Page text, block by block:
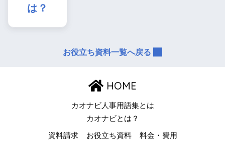
は？
お役立ち資料一覧へ戻る
HOME
カオナビ人事用語集とは
カオナビとは？
資料請求 お役立ち資料 料金・費用